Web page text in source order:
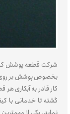
بخصوص پوشش بر روی
کار قادر به آبکاری
گشته تا خدماتی با